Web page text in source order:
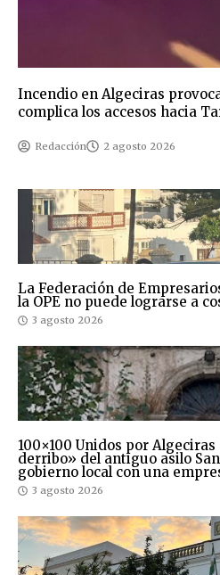
Incendio en Algeciras
complica los accesos hacia
Redacción 2 agosto 2026
La Federación de
la OPE no puede lograrse a
3 agosto 2026
100×100 Unidos por
derribo» del antiguo asilo
gobierno local con una
3 agosto 2026